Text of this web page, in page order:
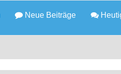
Neue Beiträge